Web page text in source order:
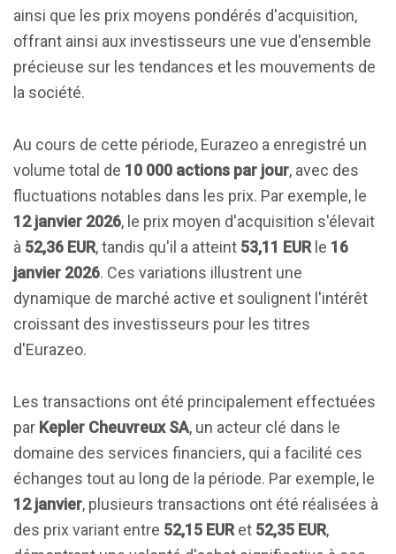
ainsi que les prix moyens pondérés d'acquisition,
offrant ainsi aux investisseurs une vue d'ensemble
précieuse sur les tendances et les mouvements de
la société.
Au cours de cette période, Eurazeo a enregistré un
volume total de 10 000 actions par jour, avec des
fluctuations notables dans les prix. Par exemple, le
12 janvier 2026, le prix moyen d'acquisition s'élevait
à 52,36 EUR, tandis qu'il a atteint 53,11 EUR le 16
janvier 2026. Ces variations illustrent une
dynamique de marché active et soulignent l'intérêt
croissant des investisseurs pour les titres
d'Eurazeo.
Les transactions ont été principalement effectuées
par Kepler Cheuvreux SA, un acteur clé dans le
domaine des services financiers, qui a facilité ces
échanges tout au long de la période. Par exemple, le
12 janvier, plusieurs transactions ont été réalisées à
des prix variant entre 52,15 EUR et 52,35 EUR,